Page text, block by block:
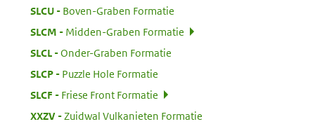
SLCU:
Boven-Graben Formatie
SLCM
Midden-Graben Formatie
SLCL
Onder-Graben Formatie
SLCP:
Puzzle Hole Formatie
SLCF
Friese Front Formatie
XXZV: Zuidwal Vulkanieten Formatie